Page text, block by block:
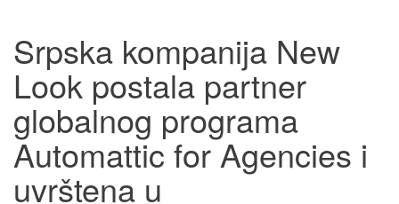
Srpska kompanija New
Look postala partner
globalnog programa
Automattic for Agencies i
uvrštena u